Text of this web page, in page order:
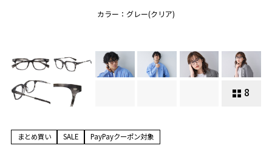
カラー：グレー(クリア)
8
まとめ買い SALE PayPayクーポン対象